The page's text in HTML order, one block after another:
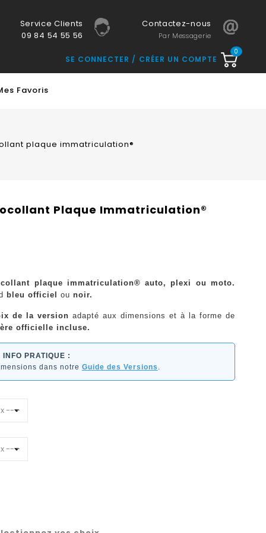
Service Clients
09 84 54 55 56
Contactez-nous
Par Messagerie
0
SE CONNECTER CRÉER UN COMPTE
Favoris
plaque immatriculation®
Plaque Immatriculation®
plaque immatriculation® auto, plexi ou moto.
bleu officiel ou noir.
de la version adapté aux dimensions et à la forme de
officielle incluse.
INFO PRATIQUE :
dans notre Guide des Versions